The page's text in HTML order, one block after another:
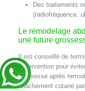
Des traitements
(radiofréquence,
Le remodelage
une future
Il est conseillé de
l’intervention pour
grossesse après
relâchement cutané